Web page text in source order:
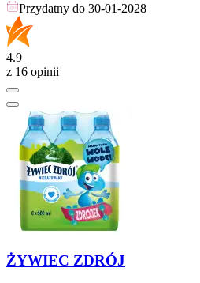
Przydatny do 30-01-2028
4.9
z 16 opinii
ŻYWIEC ZDRÓJ